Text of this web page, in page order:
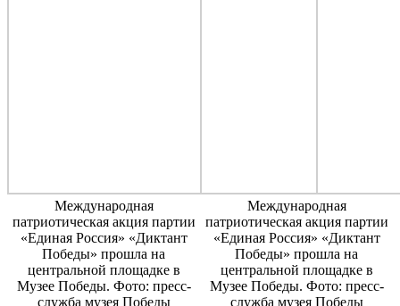
Международная
патриотическая акция партии
«Единая Россия» «Диктант
Победы» прошла на
центральной площадке в
Музее Победы. Фото: пресс-
служба музея Победы
Международная
патриотическая акция партии
«Единая Россия» «Диктант
Победы» прошла на
центральной площадке в
Музее Победы. Фото: пресс-
служба музея Победы